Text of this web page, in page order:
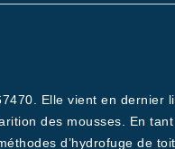
Elle vient en dernier
des mousses. En
d’hydrofuge de